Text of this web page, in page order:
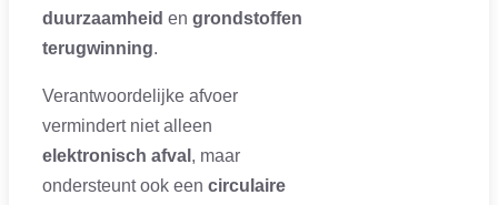
duurzaamheid en grondstoffen
terugwinning.
Verantwoordelijke afvoer
vermindert niet alleen
elektronisch afval , maar
ondersteunt ook een circulaire